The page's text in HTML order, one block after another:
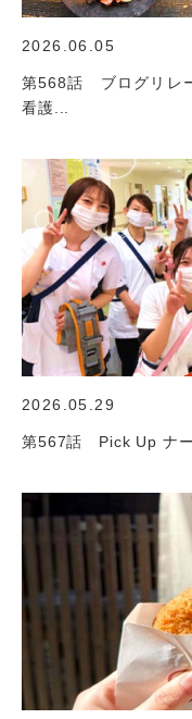
2026.06.05
第568話 ブログリレ
看護...
2026.05.29
第567話 Pick Up ナー